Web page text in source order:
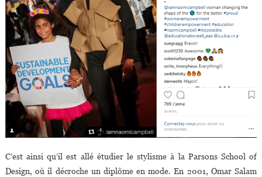
C’est ainsi qu’il est allé étudier le stylisme à la Parsons School of
Design, où il décroche un diplôme en mode. En 2001, Omar Salam